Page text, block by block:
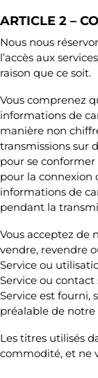
ARTICLE 2 –
Nous nous
l’accès aux
raison que ce soit.
Vous comprenez
informations de
manière non
transmissions sur
pour se conformer
pour la connexion
informations de
pendant la
Vous acceptez de
vendre, revendre
Service ou
Service ou
Service est fourni,
préalable de notre
Les titres utilisés
commodité, et ne